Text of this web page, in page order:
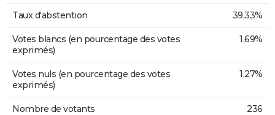
Taux d'abstention 39,33%
Votes blancs (en pourcentage des votes
exprimés)
1,69%
Votes nuls (en pourcentage des votes
exprimés)
1,27%
Nombre de votants 236